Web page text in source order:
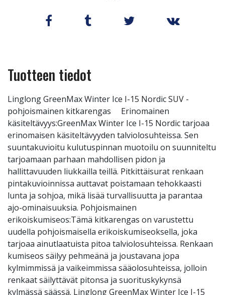
Tuotteen tiedot
Linglong GreenMax Winter Ice I-15 Nordic SUV -
pohjoismainen kitkarengas Erinomainen
käsiteltävyys:GreenMax Winter Ice I-15 Nordic tarjoaa
erinomaisen käsiteltävyyden talviolosuhteissa. Sen
suuntakuvioitu kulutuspinnan muotoilu on suunniteltu
tarjoamaan parhaan mahdollisen pidon ja
hallittavuuden liukkailla teillä. Pitkittäisurat renkaan
pintakuvioinnissa auttavat poistamaan tehokkaasti
lunta ja sohjoa, mikä lisää turvallisuutta ja parantaa
ajo-ominaisuuksia. Pohjoismainen
erikoiskumiseos:Tämä kitkarengas on varustettu
uudella pohjoismaisella erikoiskumiseoksella, joka
tarjoaa ainutlaatuista pitoa talviolosuhteissa. Renkaan
kumiseos säilyy pehmeänä ja joustavana jopa
kylmimmissä ja vaikeimmissa sääolosuhteissa, jolloin
renkaat säilyttävät pitonsa ja suorituskykynsä
kylmässä säässä. Linglong GreenMax Winter Ice I-15